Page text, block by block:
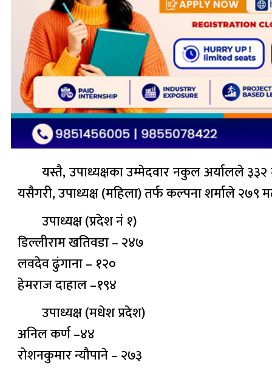
यस्तै, उपाध्यक्षका उम्मेदवार नकुल अर्यालले
यसैगरी, उपाध्यक्ष (महिला) तर्फ कल्पना शर्माले
उपाध्यक्ष (प्रदेश नं १)
डिल्लीराम खतिवडा – २४७
लवदेव ढुंगाना – १२०
हेमराज दाहाल –१९४
उपाध्यक्ष (मधेश प्रदेश)
अनिल कर्ण –४४
रोशनकुमार न्यौपाने – २७३